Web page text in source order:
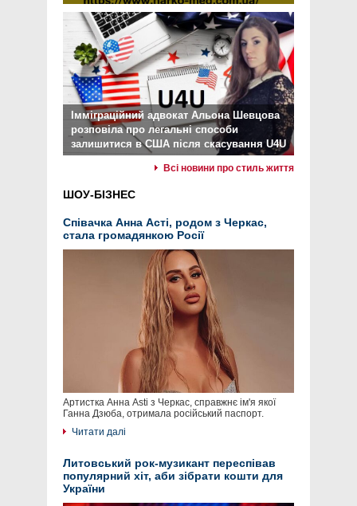
Імміграційний адвокат Альона Шевцова
розповіла про легальні способи
залишитися в США після скасування U4U
Всі новини про стиль життя
ШОУ-БІЗНЕС
Співачка Анна Асті, родом з Черкас,
стала громадянкою Росії
Артистка Анна Asti з Черкас, справжнє ім'я якої
Ганна Дзюба, отримала російський паспорт.
Читати далі
Литовський рок-музикант переспівав
популярний хіт, аби зібрати кошти для
України